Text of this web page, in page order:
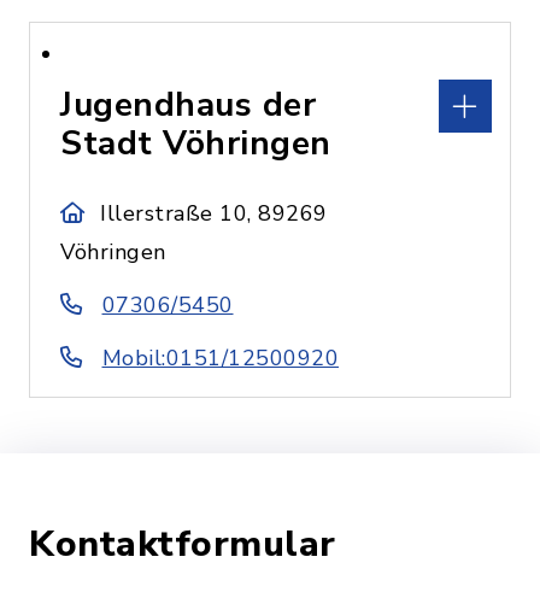
Jugendhaus der
Stadt Vöhringen
Illerstraße 10, 89269
Vöhringen
07306/5450
Mobil:0151/12500920
Kontaktformular